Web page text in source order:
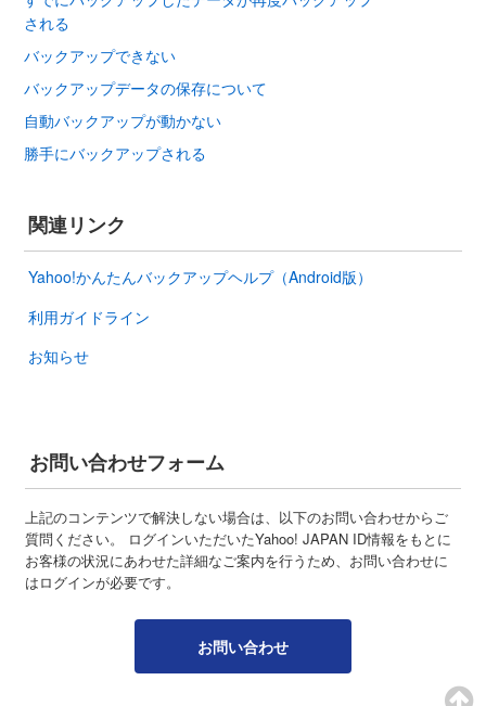
される
バックアップできない
バックアップデータの保存について
自動バックアップが動かない
勝手にバックアップされる
関連リンク
Yahoo!かんたんバックアップヘルプ（Android版）
利用ガイドライン
お知らせ
お問い合わせフォーム
上記のコンテンツで解決しない場合は、以下のお問い合わせからご
質問ください。 ログインいただいたYahoo! JAPAN ID情報をもとに
お客様の状況にあわせた詳細なご案内を行うため、お問い合わせに
はログインが必要です。
お問い合わせ